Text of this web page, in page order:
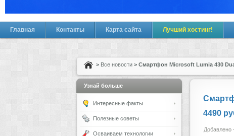
Главная Контакты Карта сайта Лучший хостинг!
> Все новости > Смартфон Microsoft Lumia 430
4490
Добавлено
Узнай больше
Интересные факты
Полезные советы
Осваиваем технологии